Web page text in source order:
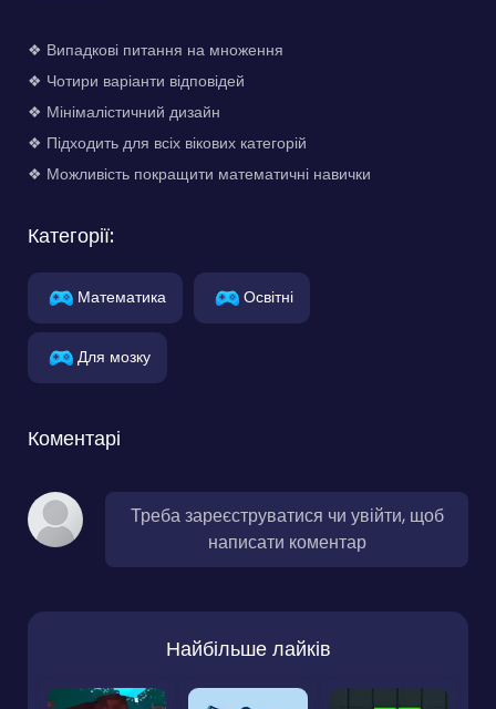
❖ Випадкові питання на множення
❖ Чотири варіанти відповідей
❖ Мінімалістичний дизайн
❖ Підходить для всіх вікових категорій
❖ Можливість покращити математичні навички
Категорії:
Математика Освітні
Для мозку
Коментарі
Треба зареєструватися чи увійти, щоб
написати коментар
Найбільше лайків